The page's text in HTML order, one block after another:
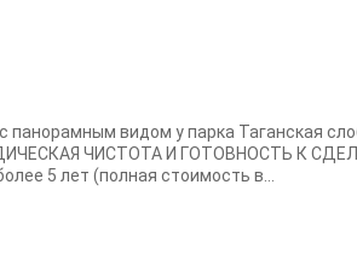
панорамным видом у парка Таганская
ЧИСТОТА И ГОТОВНОСТЬ К
5 лет (полная стоимость в...